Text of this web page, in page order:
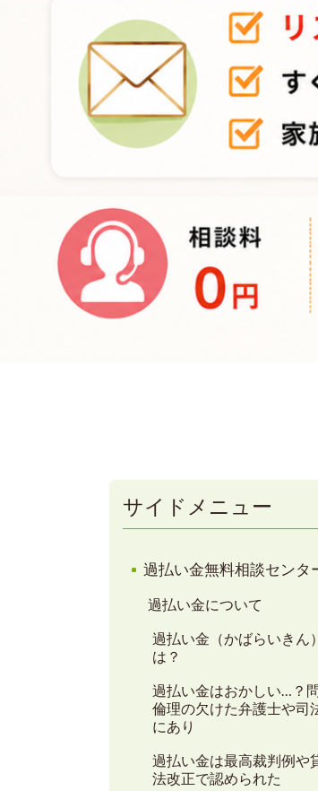
サイドメニュー
過払い金無料相談センタ
過払い金について
過払い金（かばらいきん
は？
過払い金はおかしい…？
倫理の欠けた弁護士や司
にあり
過払い金は最高裁判例や
法改正で認められた